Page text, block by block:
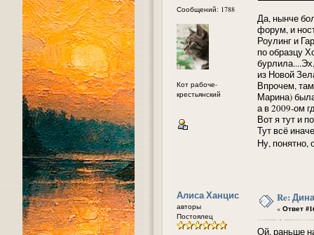
Сообщений: 1788
Кот рабоче-
крестьянский
Да, нынче
форум, и
Роулинг и
по образцу
из Новой
Впрочем,
Марина)
а в 2009-ом
Вот я тут и
Тут всё
Ну, понятно,
Алиса Ханцис
авторы
Постоялец
Re:
« Ответ
Ой, раньше